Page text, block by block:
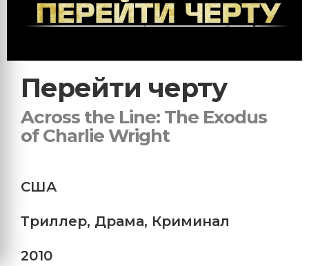
Перейти черту
Across the Line: The Exodus
of Charlie Wright
США
Триллер, Драма, Криминал
2010